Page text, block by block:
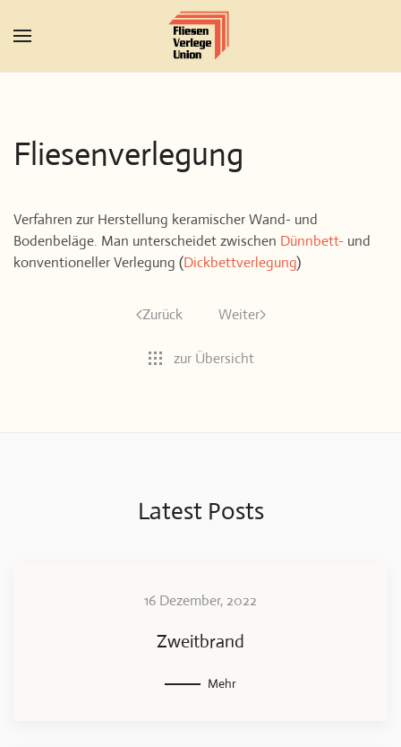
Zum Hauptinhalt springen
Fliesenverlegung
Verfahren zur Herstellung keramischer Wand- und
Bodenbeläge. Man unterscheidet zwischen Dünnbett- und
konventioneller Verlegung (Dickbettverlegung)
Zurück Weiter
zur Übersicht
Latest Posts
16 Dezember, 2022
Zweitbrand
Mehr